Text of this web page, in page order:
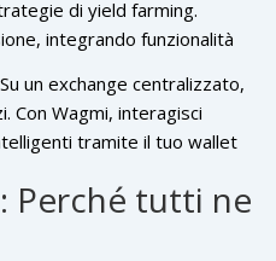
di yield farming.
integrando funzionalità
V3 di Uniswap. Quando
"scambio", spesso si
swap diretti all'interno
centralizzato.
un exchange centralizzato,
Con Wagmi, interagisci
tramite il tuo wallet
di te.
Perché tutti ne